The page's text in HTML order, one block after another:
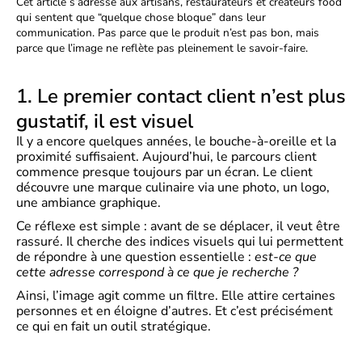
qui sentent que “quelque chose bloque” dans leur
communication. Pas parce que le produit n’est pas bon, mais
parce que l’image ne reflète pas pleinement le savoir-faire.
1. Le premier contact client n’est plus
gustatif, il est visuel
Il y a encore quelques années, le bouche-à-oreille et la
proximité suffisaient. Aujourd’hui, le parcours client
commence presque toujours par un écran. Le client
découvre une marque culinaire via une photo, un logo,
une ambiance graphique.
Ce réflexe est simple : avant de se déplacer, il veut être
rassuré. Il cherche des indices visuels qui lui permettent
de répondre à une question essentielle : est-ce que
cette adresse correspond à ce que je recherche ?
Ainsi, l’image agit comme un filtre. Elle attire certaines
personnes et en éloigne d’autres. Et c’est précisément
ce qui en fait un outil stratégique.